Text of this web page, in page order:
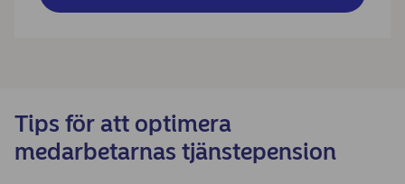
Tips för att optimera
medarbetarnas tjänstepension